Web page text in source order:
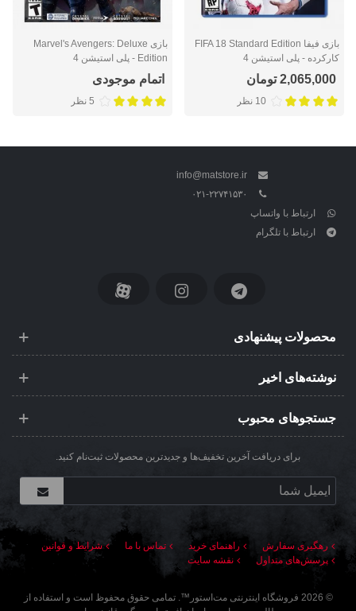
بازی فیفا FIFA 18 Standard Edition
کارکرده - پلی استیشن 4
2,065,000 تومان
10 نظر
بازی Marvel's Avengers: Deluxe
Edition - پلی استیشن 4
اتمام موجودی
5 نظر
info@matstore.ir
۰۲۱-۲۲۷۴۱۵۳۰
ارتباط با واتساپ
ارتباط با تلگرام
محصولات پیشنهادی
نوشته‌های اخیر
جستجوهای محبوب
برای دریافت آخرین تخفیف‌ها و جدیدترین محصولات ثبت‌نام کنید.
رهگیری سفارش راهنمای خرید تماس با ما
شرایط و قوانین
پرسش‌های متداول
نقشه سایت
©
2026 فروشگاه اینترنتی مت‌استور ™. تمامی حقوق محفوظ است و استفاده از